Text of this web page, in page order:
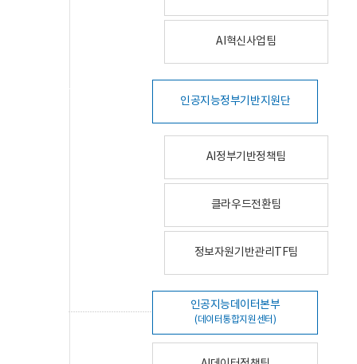
AI혁신사업팀
인공지능정부기반지원단
AI정부기반정책팀
클라우드전환팀
정보자원기반관리TF팀
인공지능데이터본부
(데이터통합지원센터)